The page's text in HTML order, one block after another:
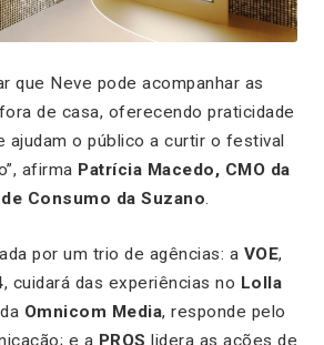
que Neve pode acompanhar as
de casa, oferecendo praticidade
ajudam o público a curtir o festival
afirma Patrícia Macedo, CMO da
Consumo da Suzano.
por um trio de agências: a VOE,
, cuidará das experiências no Lolla
Omnicom Media, responde pelo
e a PROS lidera as ações de